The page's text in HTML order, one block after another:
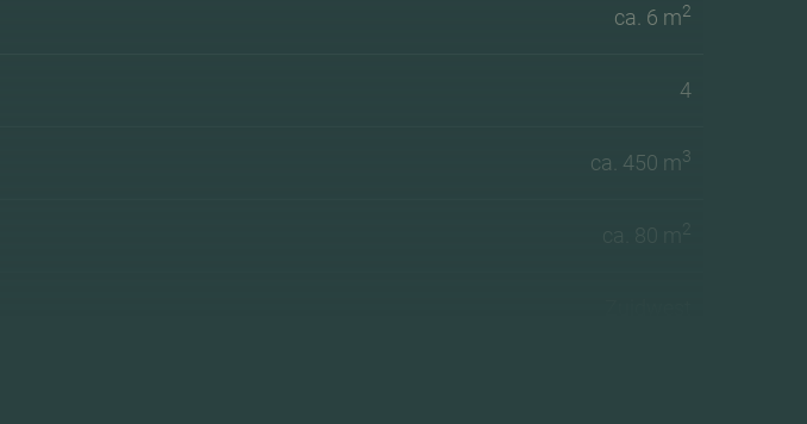
ca. 6 m2
4
ca. 450 m3